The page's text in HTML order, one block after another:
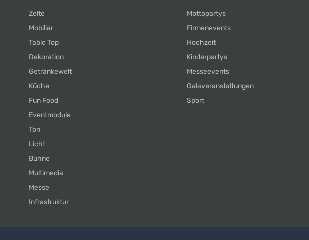
Zelte
Mobiliar
Table Top
Dekoration
Getränkewelt
Küche
Fun Food
Eventmodule
Ton
Licht
Bühne
Multimedia
Messe
Infrastruktur
Mottopartys
Firmenevents
Hochzeit
Kinderpartys
Messeevents
Galaveranstaltungen
Sport